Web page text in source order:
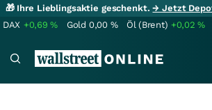
🎁 Ihre Lieblingsaktie geschenkt.→ Jetzt
DAX +0,69% Gold 0,00 % Öl (Brent) +0,02%